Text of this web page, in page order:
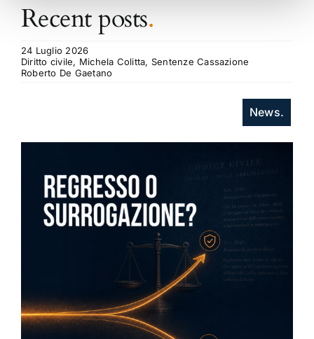
Recent posts.
24 Luglio 2026
Diritto civile, Michela Colitta, Sentenze Cassazione
Roberto De Gaetano
News.